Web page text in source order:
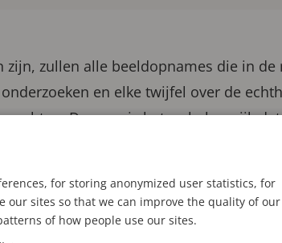
zijn, zullen alle beeldopnames die in
en elke twijfel over de
Daarom is het zo belangrijk
en beveiligingsfunctionaliteiten van
opname tot in de rechtbank, gezekerd
for storing anonymized user statistics, for
our sites so that we can improve the quality of our
of how people use our sites.